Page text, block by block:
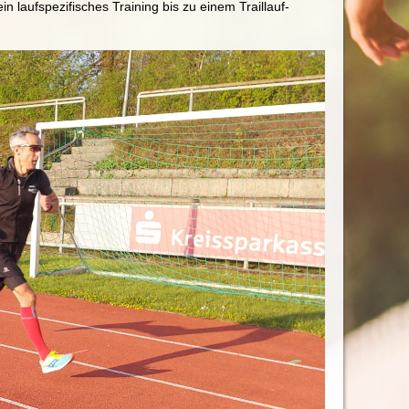
laufspezifisches Training bis zu einem Traillauf-